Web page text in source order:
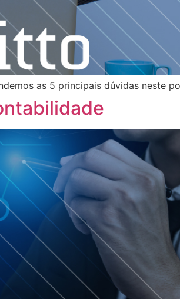
as 5 principais dúvidas neste